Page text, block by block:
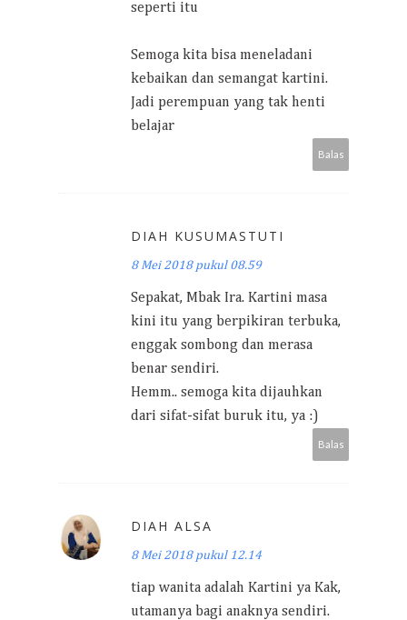
seperti itu
Semoga kita bisa meneladani
kebaikan dan semangat kartini.
Jadi perempuan yang tak henti
belajar
Balas
DIAH KUSUMASTUTI
8 Mei 2018 pukul 08.59
Sepakat, Mbak Ira. Kartini masa
kini itu yang berpikiran terbuka,
enggak sombong dan merasa
benar sendiri.
Hemm.. semoga kita dijauhkan
dari sifat-sifat buruk itu, ya :)
Balas
DIAH ALSA
8 Mei 2018 pukul 12.14
tiap wanita adalah Kartini ya Kak,
utamanya bagi anaknya sendiri.